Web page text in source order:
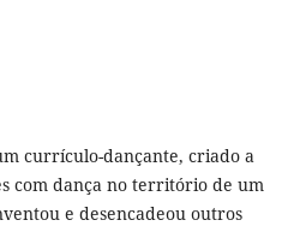
currículo-dançante, criado a
com dança no território de um
e desencadeou outros